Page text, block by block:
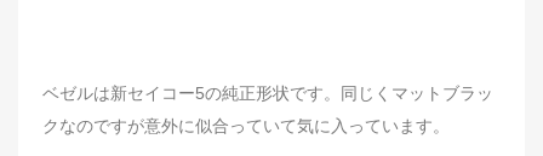
ベゼルは新セイコー5の純正形状です。同じくマットブラッ
クなのですが意外に似合っていて気に入っています。